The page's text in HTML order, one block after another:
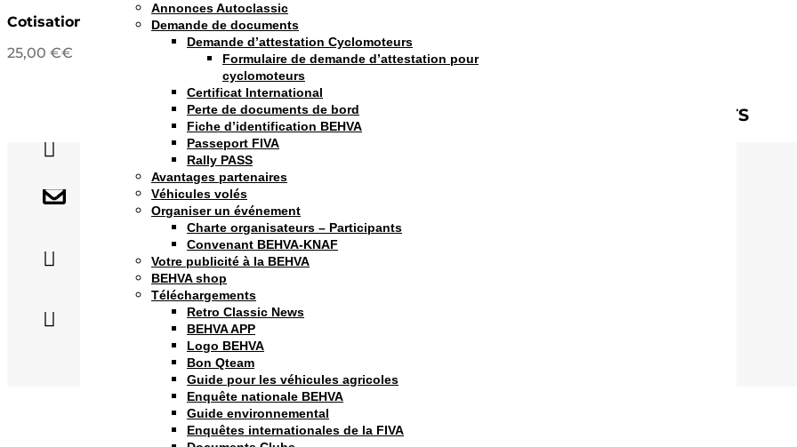
Annonces Autoclassic
Demande de documents
Demande d’attestation Cyclomoteurs
Formulaire de demande d’attestation pour
cyclomoteurs
Certificat International
Perte de documents de bord
Fiche d’identification BEHVA
Passeport FIVA
Rally PASS
Avantages partenaires
Véhicules volés
Organiser un événement
Charte organisateurs – Participants
Convenant BEHVA-KNAF
Votre publicité à la BEHVA
BEHVA shop
Téléchargements
Retro Classic News
BEHVA APP
Logo BEHVA
Bon Qteam
Guide pour les véhicules agricoles
Enquête nationale BEHVA
Guide environnemental
Enquêtes internationales de la FIVA
Cotisation
25,00 €€
Personne de contact : DOMINIQUE DRAELANTS

Numéro de téléphone :

Adresse email :
oldtimerclub.ihc.steyr@gmail.com

Numéro de GSM :
+32475899444

Adresse :
GROTE STEENWEG 51 3400 LANDEN